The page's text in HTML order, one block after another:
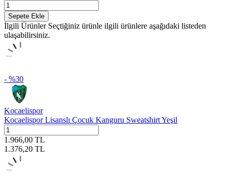
Sepete Ekle
İlgili Ürünler Seçtiğiniz ürünle ilgili ürünlere aşağıdaki listeden
ulaşabilirsiniz.
- %30
Kocaelispor
Kocaelispor Lisanslı Çocuk Kanguru Sweatshirt Yeşil
1.966,00 TL
1.376,20 TL